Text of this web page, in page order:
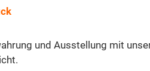
und Ausstellung mit